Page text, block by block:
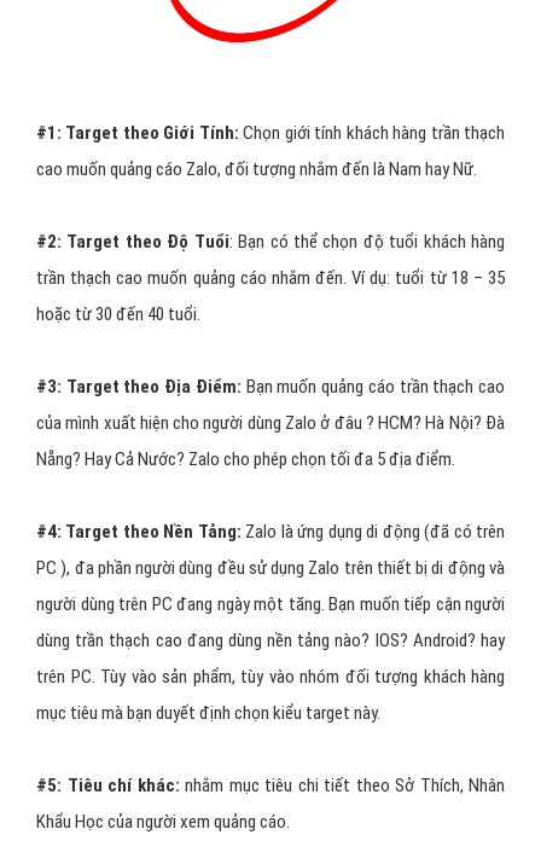
#1: Target theo Giới Tính: Chọn giới tính khách hàng trần thạch
cao muốn quảng cáo Zalo, đối tượng nhắm đến là Nam hay Nữ.
#2: Target theo Độ Tuổi: Bạn có thể chọn độ tuổi khách hàng
trần thạch cao muốn quảng cáo nhắm đến. Ví dụ: tuổi từ 18 – 35
hoặc từ 30 đến 40 tuổi.
#3: Target theo Địa Điểm: Bạn muốn quảng cáo trần thạch cao
của mình xuất hiện cho người dùng Zalo ở đâu ? HCM? Hà Nội? Đà
Nẵng? Hay Cả Nước? Zalo cho phép chọn tối đa 5 địa điểm.
#4: Target theo Nền Tảng: Zalo là ứng dụng di động (đã có trên
PC ), đa phần người dùng đều sử dụng Zalo trên thiết bị di động và
người dùng trên PC đang ngày một tăng. Bạn muốn tiếp cận người
dùng trần thạch cao đang dùng nền tảng nào? IOS? Android? hay
trên PC. Tùy vào sản phẩm, tùy vào nhóm đối tượng khách hàng
mục tiêu mà bạn duyết định chọn kiểu target này.
#5: Tiêu chí khác: nhắm mục tiêu chi tiết theo Sở Thích, Nhân
Khẩu Học của người xem quảng cáo.